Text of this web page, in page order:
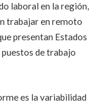
laboral en la región,
trabajar en remoto
presentan Estados
puestos de trabajo
es la variabilidad